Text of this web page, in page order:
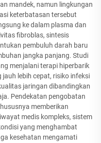
mandek, namun lingkungan
keterbatasan tersebut
ke dalam plasma dan
fibroblas, sintesis
pembuluh darah baru
jangka panjang. Studi
menjalani terapi hiperbarik
lebih cepat, risiko infeksi
jaringan dibandingkan
Pendekatan pengobatan
memberikan
medis kompleks, sistem
yang menghambat
kesehatan mengamati